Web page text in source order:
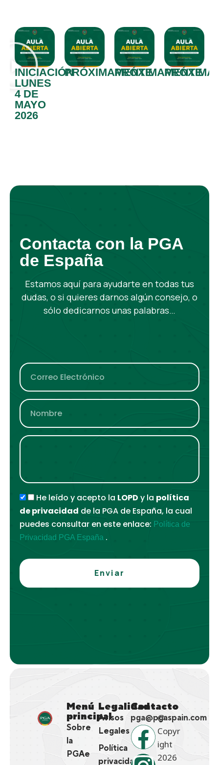
INICIACIÓN
LUNES
4 DE
MAYO
2026
PRÓXIMAMENTEPRÓXIMAMENTE
Contacta con la PGA
de España
Estamos aquí para ayudarte en todas tus
dudas, o si quieres darnos algún consejo, o
sólo dedicarnos unas palabras…
He leído y acepto la LOPD y la política
de privacidad de la PGA de España, la cual
puedes consultar en este enlace: Política de
Privacidad PGA España .
Enviar
Menú
principal
Sobre
la
PGAe
Legalidad
Avisos
Legales
Política
privacidad
Contacto
pga@pgaspain.com
@
Copyr
ight
2026